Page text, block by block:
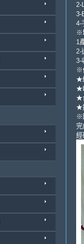
2-
3-
4-
※
1
2-
3-
※
★
★
★
※
完
經